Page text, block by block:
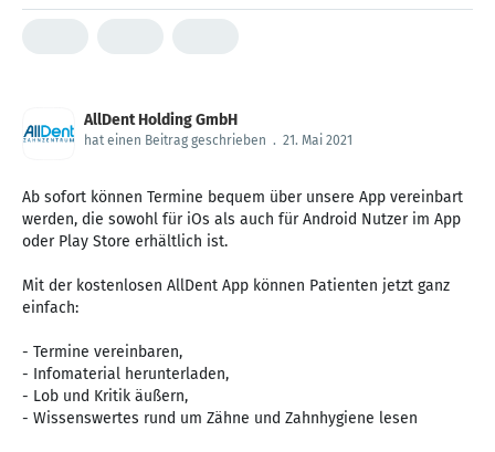
AllDent Holding GmbH
hat einen Beitrag geschrieben . 21. Mai 2021
Ab sofort können Termine bequem über unsere App vereinbart
werden, die sowohl für iOs als auch für Android Nutzer im App
oder Play Store erhältlich ist.
Mit der kostenlosen AllDent App können Patienten jetzt ganz
einfach:
- Termine vereinbaren,
- Infomaterial herunterladen,
- Lob und Kritik äußern,
- Wissenswertes rund um Zähne und Zahnhygiene lesen